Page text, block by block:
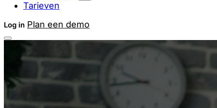
Tarieven
Log in Plan een demo